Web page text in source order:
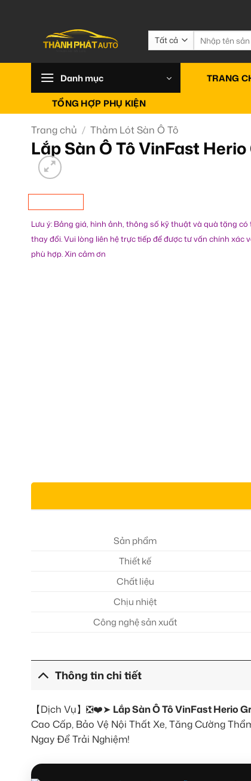
Tìm
kiếm:
Danh mục TRANG
TỔNG HỢP PHỤ KIỆN
Trang chủ / Thảm Lót Sàn Ô Tô
Lắp Sàn Ô Tô VinFast
Lưu ý: Bảng giá, hình ảnh, thông số kỹ thuật và quà tặng có
thay đổi. Vui lòng liên hệ trực tiếp để được tư vấn chính xác
phù hợp. Xin cảm ơn
Sản phẩm
Thiết kế
Chất liệu
Chịu nhiệt
Công nghệ sản xuất
Thông tin chi tiết
【Dịch Vụ】❎❤️➤ Lắp Sàn Ô Tô VinFast Herio
Cao Cấp, Bảo Vệ Nội Thất Xe, Tăng Cường
Ngay Để Trải Nghiệm!